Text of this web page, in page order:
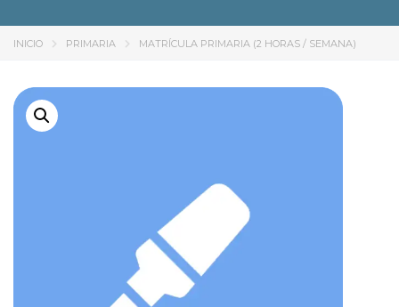
INICIO PRIMARIA MATRÍCULA PRIMARIA (2 HORAS / SEMANA)